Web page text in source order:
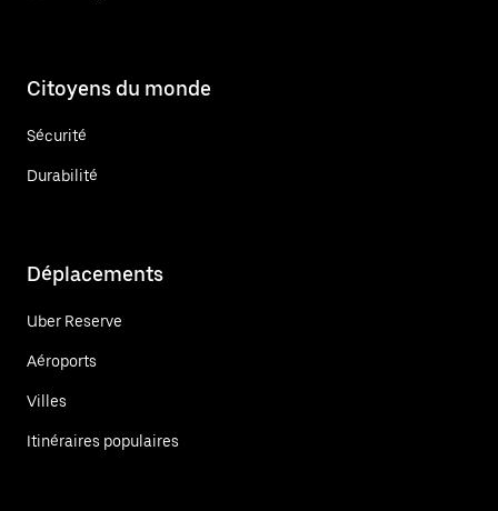
Citoyens du monde
Sécurité
Durabilité
Déplacements
Uber Reserve
Aéroports
Villes
Itinéraires populaires